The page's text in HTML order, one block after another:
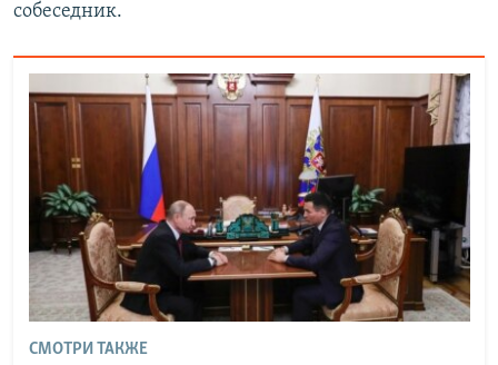
собеседник.
СМОТРИ ТАКЖЕ